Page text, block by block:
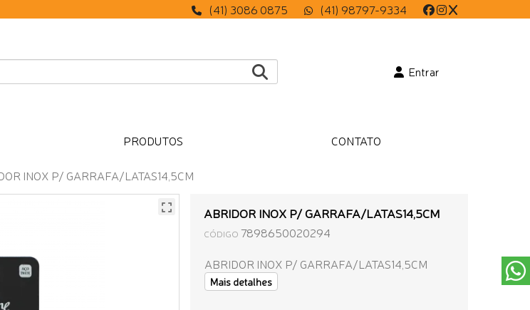
(41) 3086 0875 (41) 98797-9334
Entrar
PRODUTOS CONTATO
INOX P/ GARRAFA/LATAS14,5CM
ABRIDOR INOX P/ GARRAFA/LATAS14,5CM
CÓDIGO 7898650020294
ABRIDOR INOX P/ GARRAFA/LATAS14,5CM
Mais detalhes